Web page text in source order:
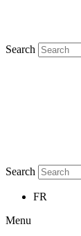
Search
Search
FR
Menu